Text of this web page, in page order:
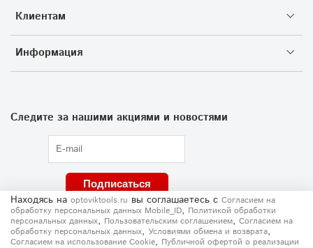
Клиентам
Информация
Следите за нашими акциями и новостями
Подписаться
Находясь на optoviktools.ru вы соглашаетесь с Согласием на
обработку персональных данных Mobile_ID, Политикой обработки
персональных данных, Пользовательским соглашением, Согласием на
обработку персональных данных, Условиями обмена и возврата,
Согласием на использование Сookie, Публичной офертой о реализации